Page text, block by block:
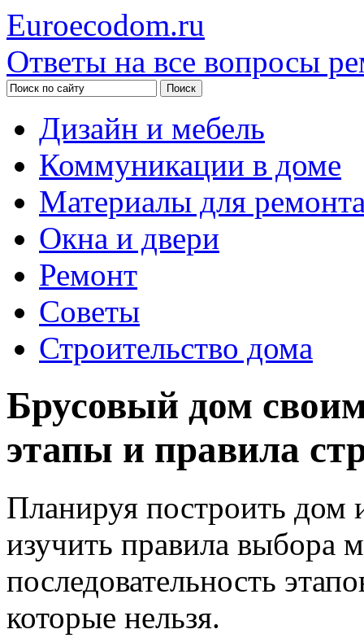
Euroecodom.ru
Ответы на все вопросы
Дизайн и мебель
Коммуникации в доме
Материалы для
Окна и двери
Ремонт
Советы
Строительство дома
Брусовый дом
этапы и правила
Планируя построить дом
изучить правила выбора
последовательность
которые нельзя.